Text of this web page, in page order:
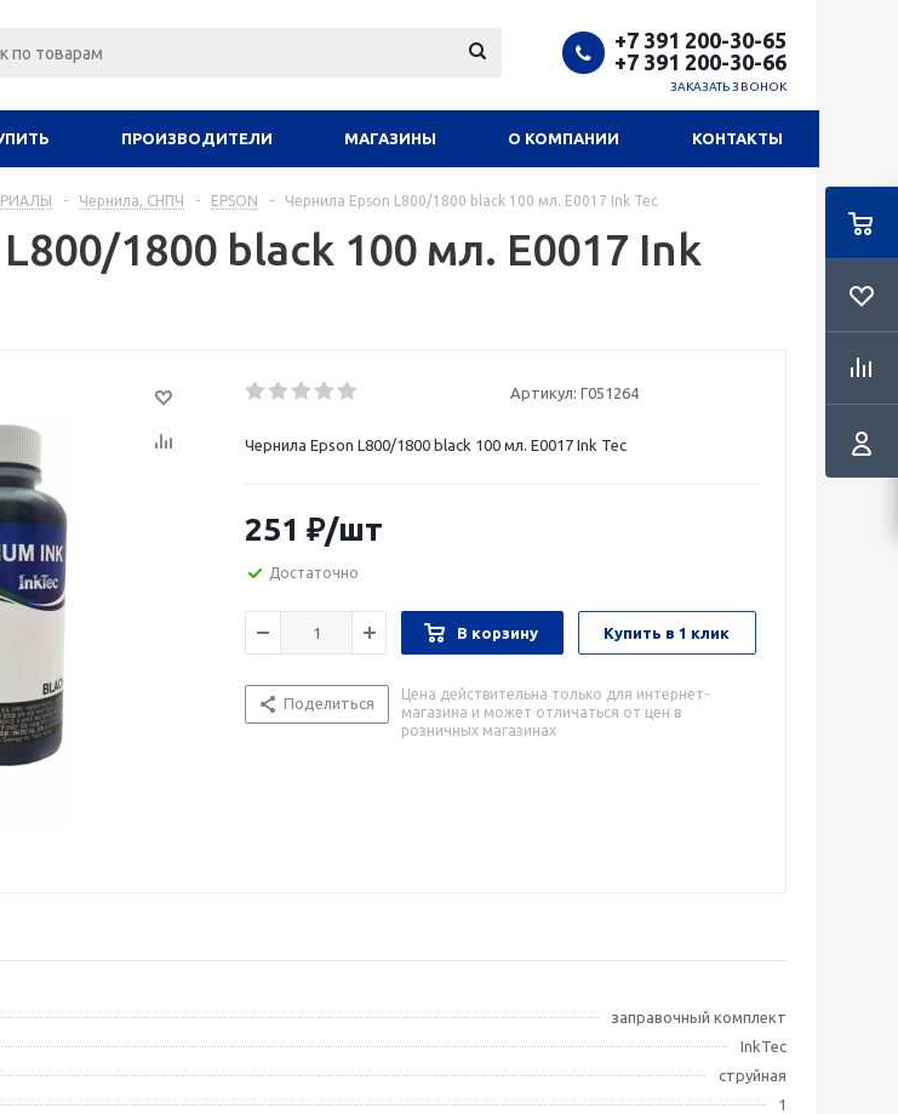
+7 391 200-30-65
+7 391 200-30-66
ЗАКАЗАТЬ ЗВОНОК
ПРОИЗВОДИТЕЛИ МАГАЗИНЫ О КОМПАНИИ КОНТАКТЫ
- Чернила, СНПЧ - EPSON - Чернила Epson L800/1800 black 100 мл. E0017 Ink Tec
1800 black 100 мл. E0017 Ink
Артикул: Г051264
Чернила Epson L800/1800 black 100 мл. E0017 Ink Tec
251 ₽/шт
Достаточно
В корзину Купить в 1 клик
Поделиться
Цена действительна только для интернет-
магазина и может отличаться от цен в
розничных магазинах
заправочный комплект
InkTec
струйная
1